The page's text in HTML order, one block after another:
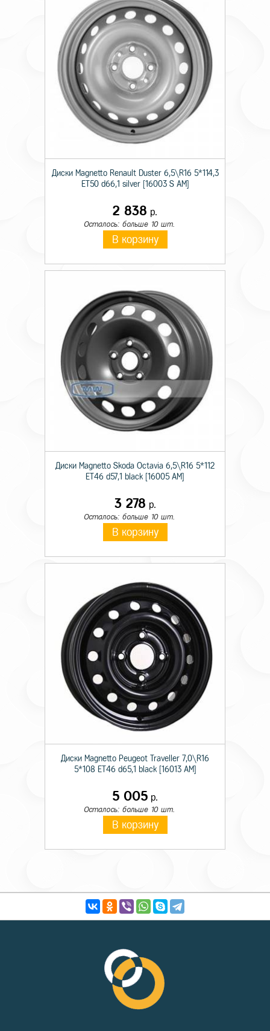
Диски Magnetto Renault Duster 6,5\R16 5*114,3
ET50 d66,1 silver [16003 S AM]
2 838 р.
Осталось: больше 10 шт.
В корзину
Диски Magnetto Skoda Octavia 6,5\R16 5*112
ET46 d57,1 black [16005 AM]
3 278 р.
Осталось: больше 10 шт.
В корзину
Диски Magnetto Peugeot Traveller 7,0\R16
5*108 ET46 d65,1 black [16013 AM]
5 005 р.
Осталось: больше 10 шт.
В корзину